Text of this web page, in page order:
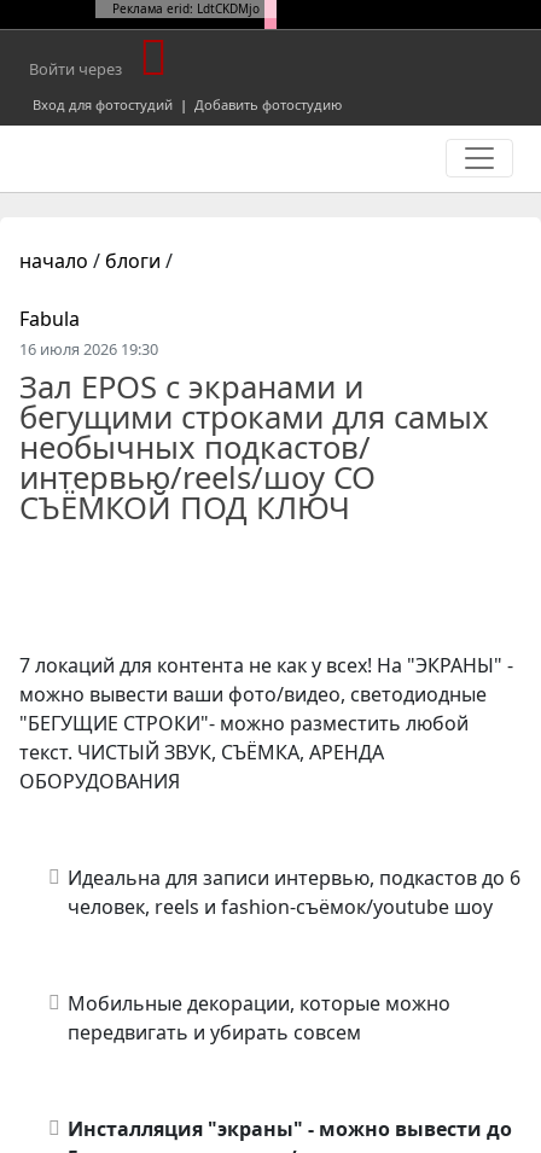
Реклама erid: LdtCKDMjo
Войти через
Вход для фотостудий | Добавить фотостудию
начало / блоги /
Fabula
16 июля 2026 19:30
Зал EPOS с экранами и
бегущими строками для самых
необычных подкастов/
интервью/reels/шоу СО
СЪЁМКОЙ ПОД КЛЮЧ
7 локаций для контента не как у всех! На "ЭКРАНЫ" -
можно вывести ваши фото/видео, светодиодные
"БЕГУЩИЕ СТРОКИ"- можно разместить любой
текст. ЧИСТЫЙ ЗВУК, СЪЁМКА, АРЕНДА
ОБОРУДОВАНИЯ
Идеальна для записи интервью, подкастов до 6
человек, reels и fashion-съёмок/youtube шоу
Мобильные декорации, которые можно
передвигать и убирать совсем
Инсталляция "экраны" - можно вывести до